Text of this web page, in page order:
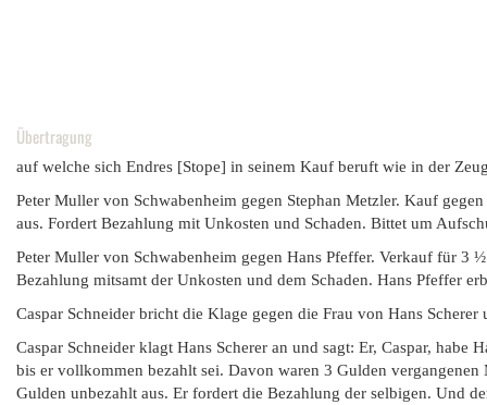
Übertragung
auf welche sich Endres [Stope] in seinem Kauf beruft wie in der
Peter Muller von Schwabenheim gegen Stephan Metzler. Kauf
aus. Fordert Bezahlung mit Unkosten und Schaden. Bittet um
Peter Muller von Schwabenheim gegen Hans Pfeffer. Verkauf für
Bezahlung mitsamt der Unkosten und dem Schaden. Hans Pfeffer
Caspar Schneider bricht die Klage gegen die Frau von Hans
Caspar Schneider klagt Hans Scherer an und sagt: Er, Caspar,
bis er vollkommen bezahlt sei. Davon waren 3 Gulden
Gulden unbezahlt aus. Er fordert die Bezahlung der selbigen. Und